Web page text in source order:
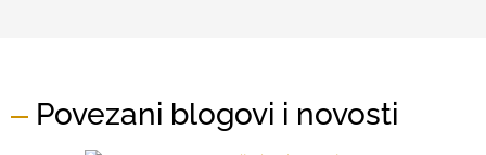
Povezani blogovi i novosti